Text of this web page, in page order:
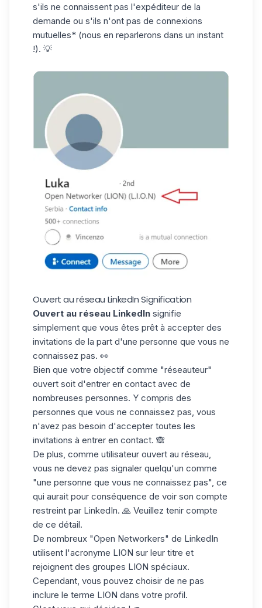
s'ils ne connaissent pas l'expéditeur de la
demande ou s'ils n'ont pas de connexions
mutuelles* (nous en reparlerons dans un instant
!). 💡
Ouvert au réseau LinkedIn Signification
Ouvert au réseau LinkedIn signifie
simplement que vous êtes prêt à accepter des
invitations de la part d'une personne que vous ne
connaissez pas. 👀
Bien que votre objectif comme "réseauteur"
ouvert soit d'entrer en contact avec de
nombreuses personnes. Y compris des
personnes que vous ne connaissez pas, vous
n'avez pas besoin d'accepter toutes les
invitations à entrer en contact. 🙈
De plus, comme utilisateur ouvert au réseau,
vous ne devez pas signaler quelqu'un comme
"une personne que vous ne connaissez pas", ce
qui aurait pour conséquence de voir son compte
restreint par LinkedIn. 🙏 Veuillez tenir compte
de ce détail.
De nombreux "Open Networkers" de LinkedIn
utilisent l'acronyme LION sur leur titre et
rejoignent des groupes LION spéciaux.
Cependant, vous pouvez choisir de ne pas
inclure le terme LION dans votre profil.